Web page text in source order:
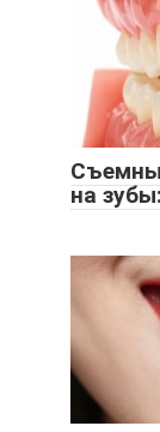
на